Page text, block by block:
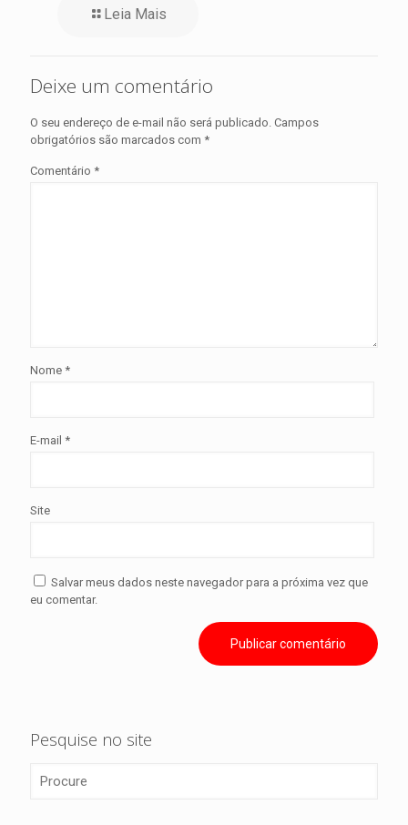
Leia Mais
Deixe um comentário
O seu endereço de e-mail não será publicado. Campos
obrigatórios são marcados com *
Comentário *
Nome *
E-mail *
Site
Salvar meus dados neste navegador para a próxima vez que
eu comentar.
Pesquise no site